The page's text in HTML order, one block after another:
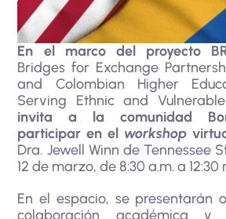
En el marco del proyecto
Bridges for Exchange
and Colombian Higher
Serving Ethnic and
invita a la comunidad
participar en el workshop
Dra. Jewell Winn de Tennessee
12 de marzo, de 8:30 a.m. a 12:30
En el espacio, se presentarán
colaboración académica y